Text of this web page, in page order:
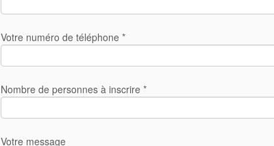
Votre numéro de téléphone *
Nombre de personnes à inscrire *
Votre message